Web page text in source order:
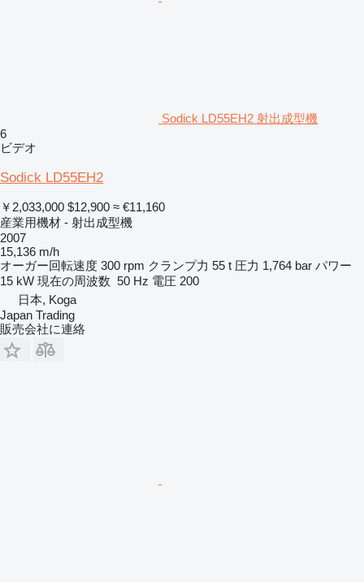
Sodick LD55EH2 射出成型機
6
ビデオ
Sodick LD55EH2
￥2,033,000 $12,900 ≈ €11,160
産業用機材 - 射出成型機
2007
15,136 m/h
オーガー回転速度 300 rpm クランプ力 55 t 圧力 1,764 bar パワー
15 kW 現在の周波数 50 Hz 電圧 200
日本, Koga
Japan Trading
販売会社に連絡